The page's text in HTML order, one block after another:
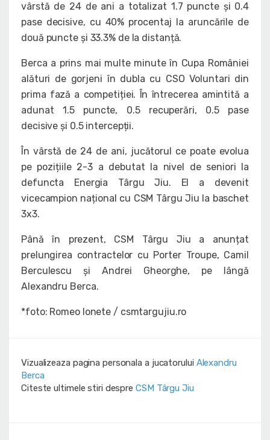
vârstă de 24 de ani a totalizat 1.7 puncte și 0.4
pase decisive, cu 40% procentaj la aruncările de
două puncte și 33.3% de la distanță.
Berca a prins mai multe minute în Cupa României
alături de gorjeni în dubla cu CSO Voluntari din
prima fază a competiției. În întrecerea amintită a
adunat 1.5 puncte, 0.5 recuperări, 0.5 pase
decisive și 0.5 intercepții.
În vârstă de 24 de ani, jucătorul ce poate evolua
pe pozițiile 2-3 a debutat la nivel de seniori la
defuncta Energia Târgu Jiu. El a devenit
vicecampion național cu CSM Târgu Jiu la baschet
3x3.
Până în prezent, CSM Târgu Jiu a anunțat
prelungirea contractelor cu Porter Troupe, Camil
Berculescu și Andrei Gheorghe, pe lângă
Alexandru Berca.
*foto: Romeo Ionete / csmtargujiu.ro
Vizualizeaza pagina personala a jucatorului Alexandru
Berca
Citeste ultimele stiri despre CSM Târgu Jiu